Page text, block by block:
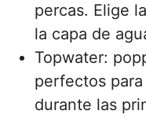
percas. Elige
la capa de
Topwater:
perfectos
durante las